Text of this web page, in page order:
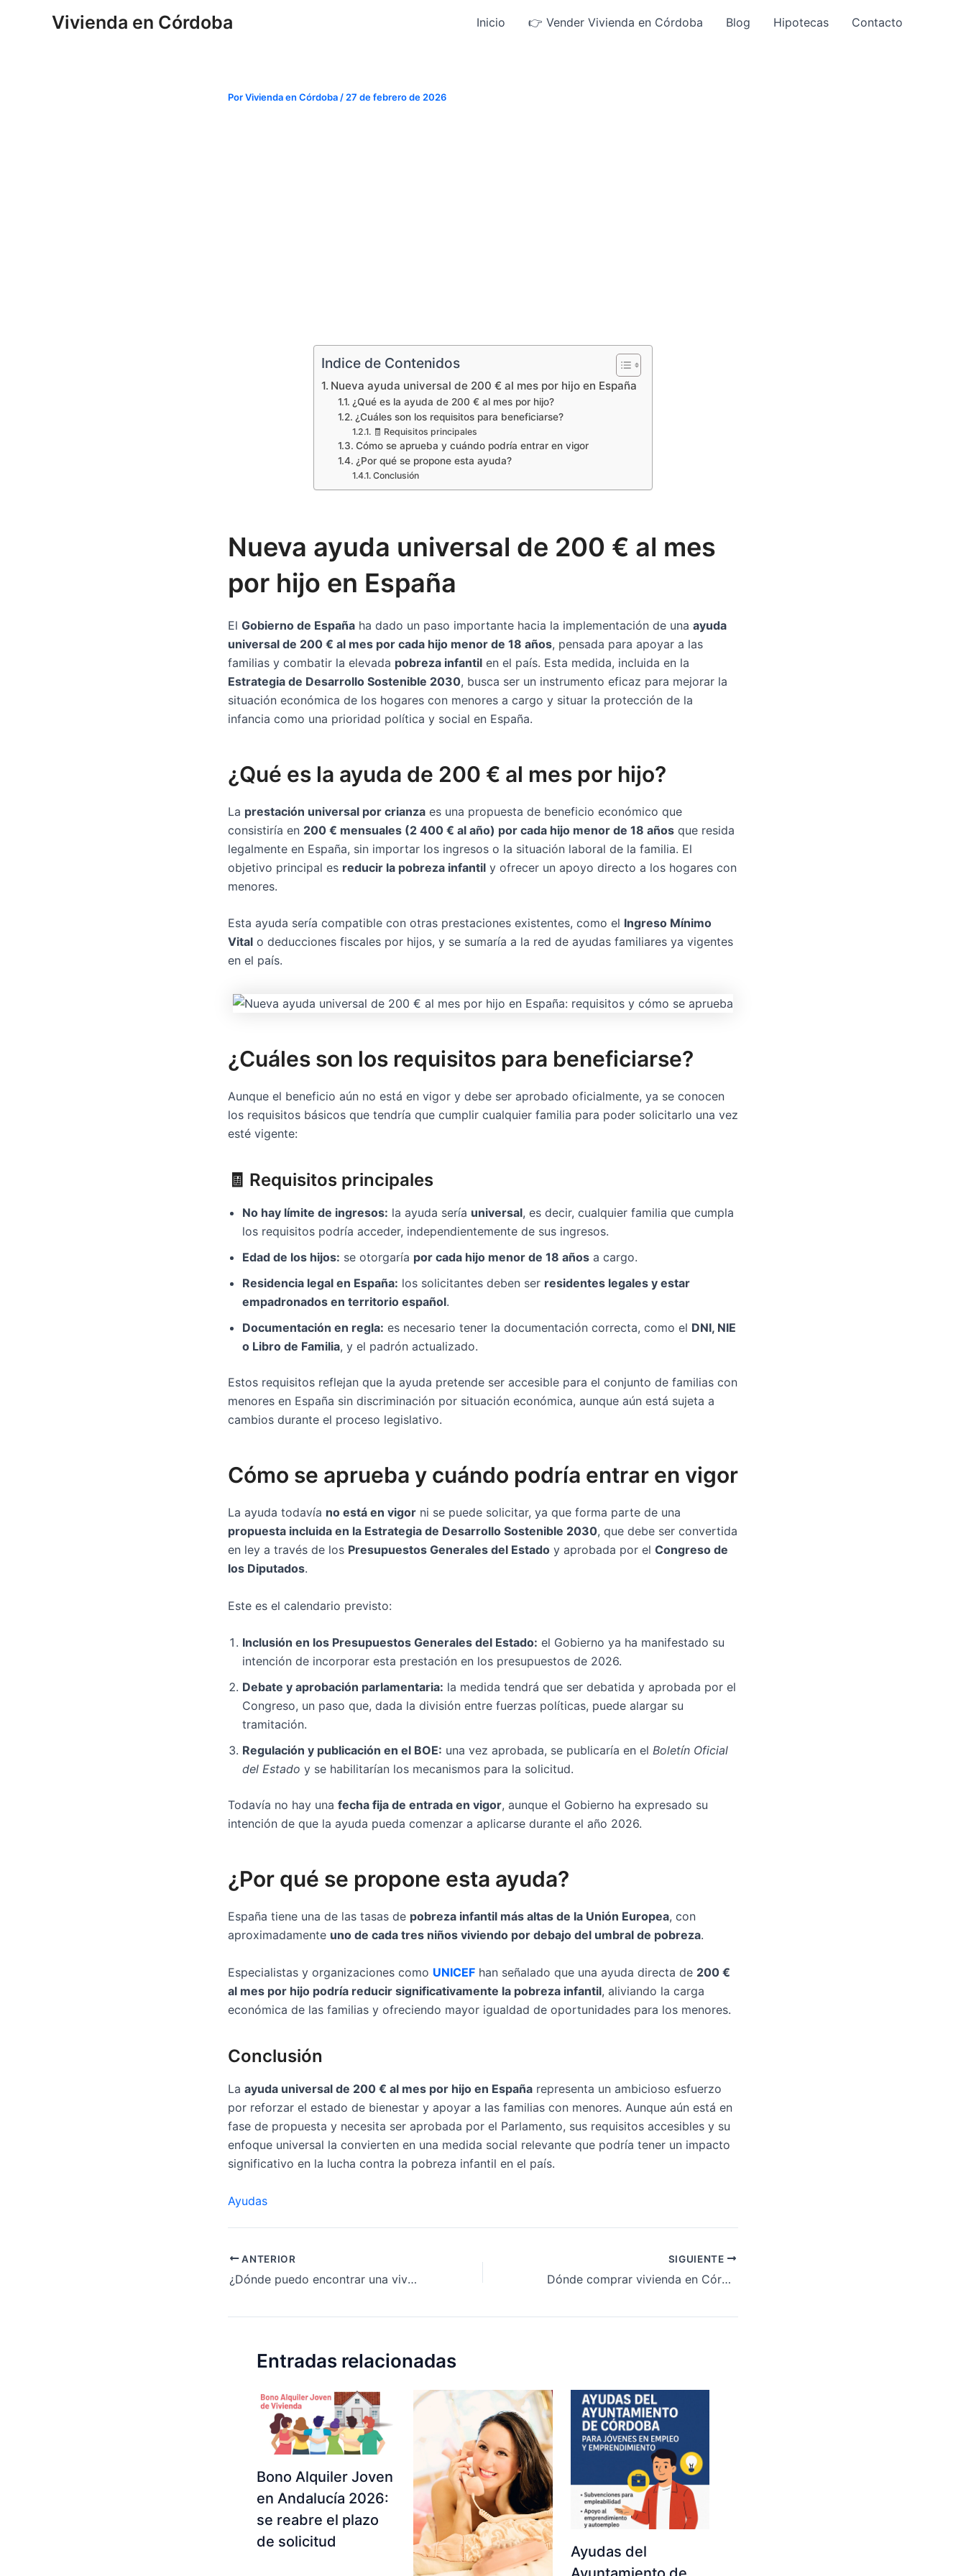
Vivienda en Córdoba Inicio 👉 Vender Vivienda en Córdoba Blog Hipotecas Contacto
PorVivienda en Córdoba / 27 de febrero de 2026
Indice de Contenidos
Nueva ayuda universal de 200 € al mes por hijo en España
¿Qué es la ayuda de 200 € al mes por hijo?
¿Cuáles son los requisitos para beneficiarse?
🧾 Requisitos principales
Cómo se aprueba y cuándo podría entrar en vigor
¿Por qué se propone esta ayuda?
Conclusión
Nueva ayuda universal de 200 € al mes
por hijo en España
El Gobierno de España ha dado un paso importante hacia la implementación de una ayuda
universal de 200 € al mes por cada hijo menor de 18 años, pensada para apoyar a las
familias y combatir la elevada pobreza infantil en el país. Esta medida, incluida en la
Estrategia de Desarrollo Sostenible 2030, busca ser un instrumento eficaz para mejorar la
situación económica de los hogares con menores a cargo y situar la protección de la
infancia como una prioridad política y social en España.
¿Qué es la ayuda de 200 € al mes por hijo?
La prestación universal por crianza es una propuesta de beneficio económico que
consistiría en 200 € mensuales (2 400 € al año) por cada hijo menor de 18 años que resida
legalmente en España, sin importar los ingresos o la situación laboral de la familia. El
objetivo principal es reducir la pobreza infantil y ofrecer un apoyo directo a los hogares con
menores.
Esta ayuda sería compatible con otras prestaciones existentes, como el Ingreso Mínimo
Vital o deducciones fiscales por hijos, y se sumaría a la red de ayudas familiares ya vigentes
en el país.
¿Cuáles son los requisitos para beneficiarse?
Aunque el beneficio aún no está en vigor y debe ser aprobado oficialmente, ya se conocen
los requisitos básicos que tendría que cumplir cualquier familia para poder solicitarlo una vez
esté vigente:
🧾 Requisitos principales
No hay límite de ingresos: la ayuda sería universal, es decir, cualquier familia que cumpla
los requisitos podría acceder, independientemente de sus ingresos.
Edad de los hijos: se otorgaría por cada hijo menor de 18 años a cargo.
Residencia legal en España: los solicitantes deben ser residentes legales y estar
empadronados en territorio español.
Documentación en regla: es necesario tener la documentación correcta, como el DNI, NIE
o Libro de Familia, y el padrón actualizado.
Estos requisitos reflejan que la ayuda pretende ser accesible para el conjunto de familias con
menores en España sin discriminación por situación económica, aunque aún está sujeta a
cambios durante el proceso legislativo.
Cómo se aprueba y cuándo podría entrar en vigor
La ayuda todavía no está en vigor ni se puede solicitar, ya que forma parte de una
propuesta incluida en la Estrategia de Desarrollo Sostenible 2030, que debe ser convertida
en ley a través de los Presupuestos Generales del Estado y aprobada por el Congreso de
los Diputados.
Este es el calendario previsto:
Inclusión en los Presupuestos Generales del Estado: el Gobierno ya ha manifestado su
intención de incorporar esta prestación en los presupuestos de 2026.
Debate y aprobación parlamentaria: la medida tendrá que ser debatida y aprobada por el
Congreso, un paso que, dada la división entre fuerzas políticas, puede alargar su
tramitación.
Regulación y publicación en el BOE: una vez aprobada, se publicaría en el Boletín Oficial
del Estado y se habilitarían los mecanismos para la solicitud.
Todavía no hay una fecha fija de entrada en vigor, aunque el Gobierno ha expresado su
intención de que la ayuda pueda comenzar a aplicarse durante el año 2026.
¿Por qué se propone esta ayuda?
España tiene una de las tasas de pobreza infantil más altas de la Unión Europea, con
aproximadamente uno de cada tres niños viviendo por debajo del umbral de pobreza.
Especialistas y organizaciones como UNICEF han señalado que una ayuda directa de 200 €
al mes por hijo podría reducir significativamente la pobreza infantil, aliviando la carga
económica de las familias y ofreciendo mayor igualdad de oportunidades para los menores.
Conclusión
La ayuda universal de 200 € al mes por hijo en España representa un ambicioso esfuerzo
por reforzar el estado de bienestar y apoyar a las familias con menores. Aunque aún está en
fase de propuesta y necesita ser aprobada por el Parlamento, sus requisitos accesibles y su
enfoque universal la convierten en una medida social relevante que podría tener un impacto
significativo en la lucha contra la pobreza infantil en el país.
Ayudas
de
ANTERIOR
¿Dónde puedo encontrar una vivienda en alquiler en Córdoba?
SIGUIENTE
Dónde comprar vivienda en Córdoba
Entradas relacionadas
Bono Alquiler Joven
en Andalucía 2026:
se reabre el plazo
de solicitud
Ayudas del